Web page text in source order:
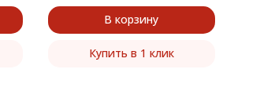
В корзину
Купить в 1 клик